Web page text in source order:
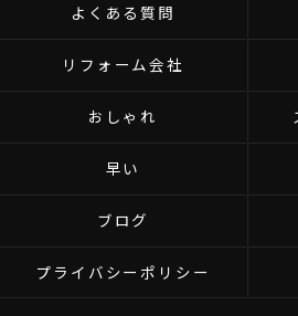
よくある質問
リフォーム会社
おしゃれ
早い
ブログ
プライバシーポリシー